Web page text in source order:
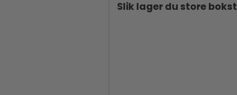
Slik lager du store